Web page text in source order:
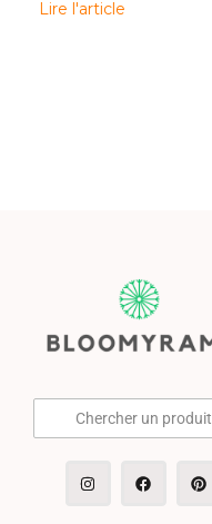
Lire l'article
Chercher un produit